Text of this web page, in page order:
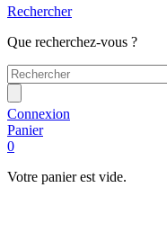
Rechercher
Que recherchez-vous ?
Connexion
Panier
0
Votre panier est vide.